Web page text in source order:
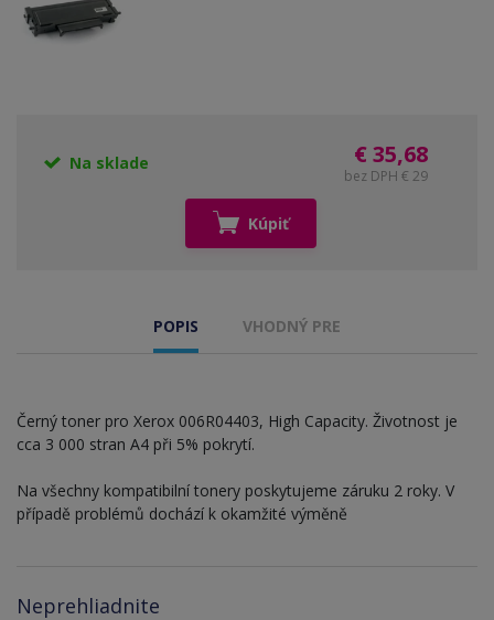
Na sklade € 35,68
bez DPH € 29
Kúpiť
POPIS VHODNÝ PRE
Černý toner pro Xerox 006R04403, High Capacity. Životnost je
cca 3 000 stran A4 při 5% pokrytí.
Na všechny kompatibilní tonery poskytujeme záruku 2 roky. V
případě problémů dochází k okamžité výměně
Neprehliadnite